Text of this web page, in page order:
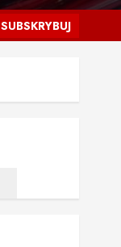
SUBSKRYBUJ